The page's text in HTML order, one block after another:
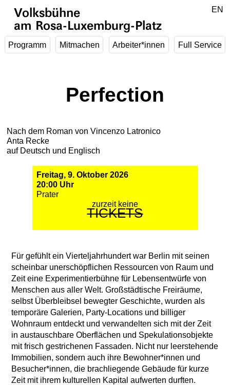
Volksbühne
am Rosa-Luxemburg-Platz
Programm Mitmachen Arbeiter*innen Full Service
DE
EN
Perfection
Nach dem Roman von Vincenzo Latronico
Anta Recke
auf Deutsch und Englisch
Freitag, 9. Oktober 2026
20:00 Uhr
Prater
zurzeit keine
TICKETS
Für gefühlt ein Vierteljahrhundert war Berlin mit seinen
scheinbar unerschöpflichen Ressourcen von Raum und
Zeit eine Experimentierbühne für Lebensentwürfe von
Menschen aus aller Welt. Großstädtische Freiräume,
selbst Überbleibsel bewegter Geschichte, wurden als
temporäre Galerien, Party-Locations und billiger
Wohnraum entdeckt und verwandelten sich mit der Zeit
in austauschbare Oberflächen und Spekulationsobjekte
mit frisch gestrichenen Fassaden. Nicht nur leerstehende
Immobilien, sondern auch ihre Bewohner*innen und
Besucher*innen, die brachliegende Gebäude für kurze
Zeit mit ihrem kulturellen Kapital aufwerten durften.